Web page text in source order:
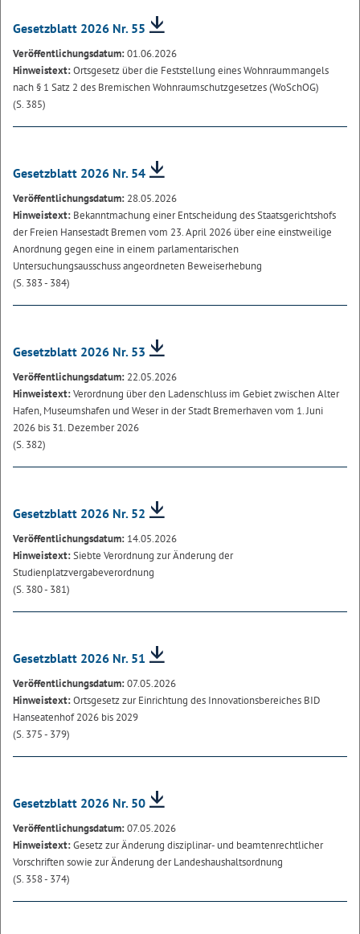
Gesetzblatt 2026 Nr. 55
Veröffentlichungsdatum:01.06.2026
Hinweistext:Ortsgesetz über die Feststellung eines Wohnraummangels
nach § 1 Satz 2 des Bremischen Wohnraumschutzgesetzes (WoSchOG)
(S. 385)
Gesetzblatt 2026 Nr. 54
Veröffentlichungsdatum: 28.05.2026
Hinweistext: Bekanntmachung einer Entscheidung des Staatsgerichtshofs
der Freien Hansestadt Bremen vom 23. April 2026 über eine einstweilige
Anordnung gegen eine in einem parlamentarischen
Untersuchungsausschuss angeordneten Beweiserhebung
(S. 383 - 384)
Gesetzblatt 2026 Nr. 53
Veröffentlichungsdatum: 22.05.2026
Hinweistext:Verordnung über den Ladenschluss im Gebiet zwischen Alter
Hafen, Museumshafen und Weser in der Stadt Bremerhaven vom 1. Juni
2026 bis 31. Dezember 2026
(S. 382)
Gesetzblatt 2026 Nr. 52
Veröffentlichungsdatum: 14.05.2026
Hinweistext:Siebte Verordnung zur Änderung der
Studienplatzvergabeverordnung
(S. 380 - 381)
Gesetzblatt 2026 Nr. 51
Veröffentlichungsdatum:07.05.2026
Hinweistext:Ortsgesetz zur Einrichtung des Innovationsbereiches BID
Hanseatenhof 2026 bis 2029
(S. 375 - 379)
Gesetzblatt 2026 Nr. 50
Veröffentlichungsdatum:07.05.2026
Hinweistext:Gesetz zur Änderung disziplinar- und beamtenrechtlicher
Vorschriften sowie zur Änderung der Landeshaushaltsordnung
(S. 358 - 374)